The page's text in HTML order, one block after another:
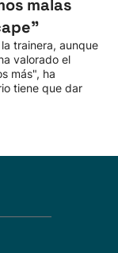
malas
trainera, aunque
valorado el
más", ha
tiene que dar